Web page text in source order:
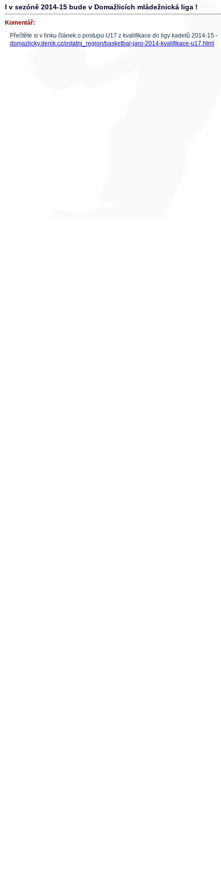
I v sezóně 2014-15 bude v Domažlicích mládežnická liga !
Komentář:
Přečtěte si v linku článek o postupu U17 z kvalifikace do ligy kadetů 2014-15 -
domazlicky.denik.cz/ostatni_region/basketbal-jaro-2014-kvalifikace-u17.html